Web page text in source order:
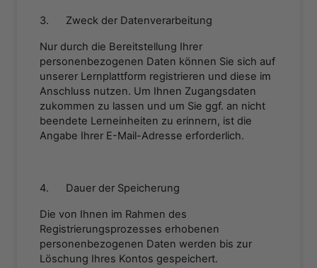
3. Zweck der Datenverarbeitung
Nur durch die Bereitstellung Ihrer
personenbezogenen Daten können Sie sich auf
unserer Lernplattform registrieren und diese im
Anschluss nutzen. Um Ihnen Zugangsdaten
zukommen zu lassen und um Sie ggf. an nicht
beendete Lerneinheiten zu erinnern, ist die
Angabe Ihrer E-Mail-Adresse erforderlich.
4. Dauer der Speicherung
Die von Ihnen im Rahmen des
Registrierungsprozesses erhobenen
personenbezogenen Daten werden bis zur
Löschung Ihres Kontos gespeichert.